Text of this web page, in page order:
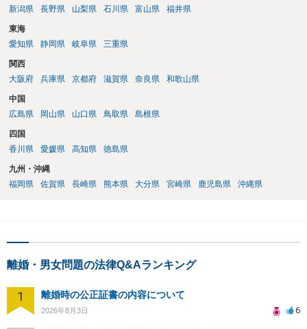
新潟県
長野県 山梨県 石川県 富山県 福井県
東海
愛知県
静岡県 岐阜県 三重県
関西
大阪府
兵庫県 京都府 滋賀県 奈良県 和歌山県
中国
広島県
岡山県 山口県 鳥取県 島根県
四国
香川県
愛媛県 高知県 徳島県
九州・沖縄
福岡県
佐賀県 長崎県 熊本県 大分県 宮崎県 鹿児島県 沖縄県
離婚・男女問題の法律Q&Aランキング
1 離婚時の公正証書の内容について
2026年8月3日 6